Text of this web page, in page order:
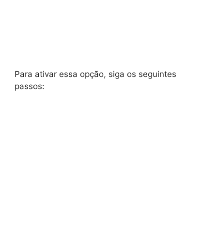
Para ativar essa opção, siga os seguintes
passos: